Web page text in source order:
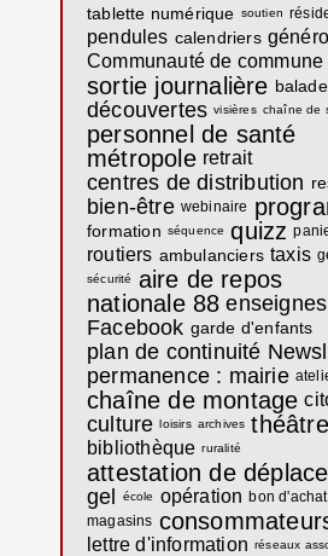
tablette numérique soutien
pendules calendriers
Communauté de commune
sortie journalière
découvertes visières chaîne de
personnel de santé
métropole retrait
centres de distribution
bien-être webinaire
formation séquence quizz
routiers ambulanciers taxis
sécurité
aire de repos
nationale 88
Facebook garde d'enfants
plan de continuité
permanence : mairie
chaîne de montage
culture loisirs archives théâtre
bibliothèque ruralité
attestation de
gel école opération bon d'achat
magasins
lettre d'information réseaux